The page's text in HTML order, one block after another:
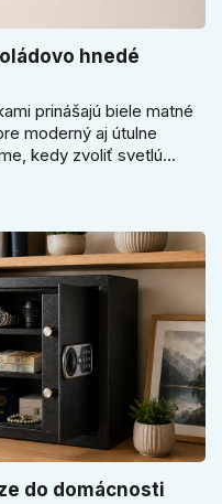
hnedé
prinášajú biele matné
moderný aj útulne
kedy zvoliť svetlú
štítom. Nové
do domácnosti